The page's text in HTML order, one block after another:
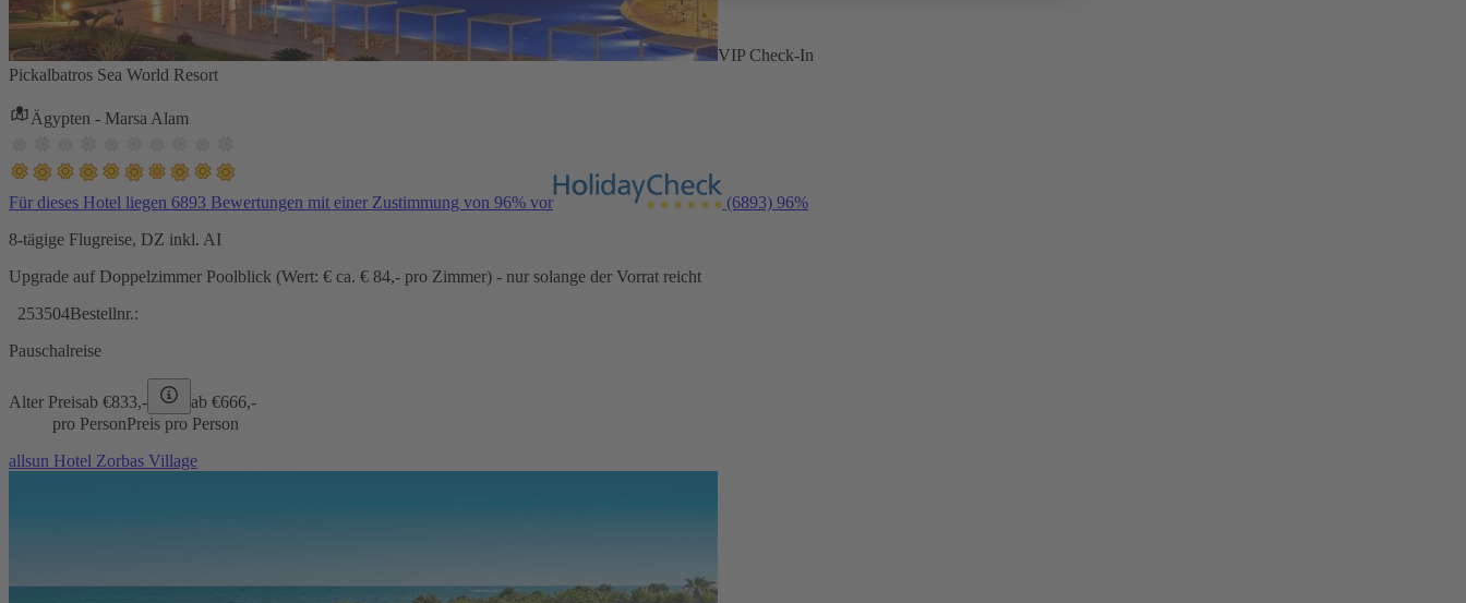
VIP Check-In
Pickalbatros Sea World Resort
Ägypten - Marsa Alam
Für dieses Hotel liegen 6893 Bewertungen mit einer Zustimmung von 96% vor (6893) 96%
8-tägige Flugreise, DZ inkl. AI
Upgrade auf Doppelzimmer Poolblick (Wert: € ca. € 84,- pro Zimmer) - nur solange der Vorrat reicht
253504Bestellnr.:
Pauschalreise
Alter Preisab €833,- ab €666,-
pro PersonPreis pro Person
allsun Hotel Zorbas Village